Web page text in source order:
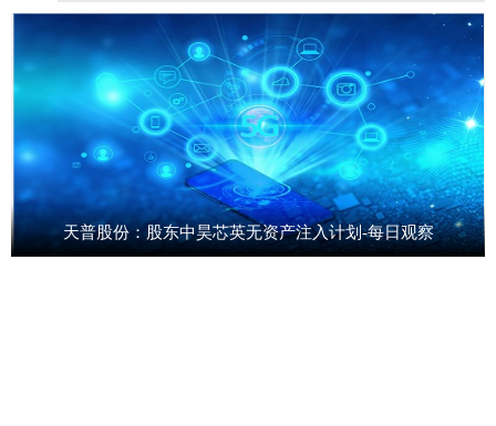
天普股份：股东中昊芯英无资产注入计划-每日观察